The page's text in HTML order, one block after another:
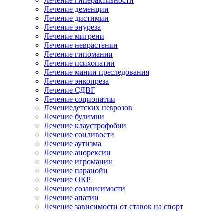
Лечение деменции
Лечение дистимии
Лечение энуреза
Лечение мигрени
Лечение неврастении
Лечение гипомании
Лечение психопатии
Лечение мании преследования
Лечение энкопреза
Лечение СДВГ
Лечение социопатии
Лечениедетских неврозов
Лечение булимии
Лечение клаустрофобии
Лечение сонливости
Лечение аутизма
Лечение анорексии
Лечение игромании
Лечение паранойи
Лечение ОКР
Лечение созависимости
Лечение апатии
Лечение зависимости от ставок на спорт